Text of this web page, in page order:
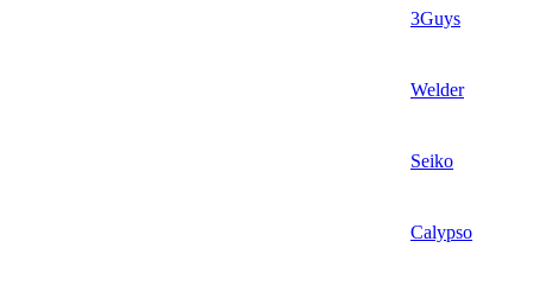
3Guys
Welder
Seiko
Calypso